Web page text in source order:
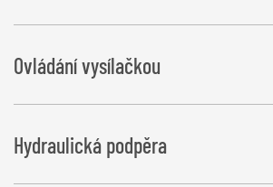
Šířka se změní na 2 545 mm, výška se změní na
Ovládání vysílačkou
Potřebný přípoj: Třípólová zásuvka pro
ovladače (12 V / 10 A)
Hydraulická podpěra